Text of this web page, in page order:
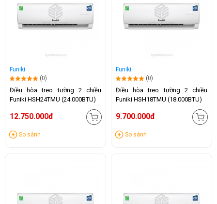
Funiki
(0)
Điều hòa treo tường 2 chiều
Funiki HSH24TMU (24.000BTU)
12.750.000đ
So sánh
Funiki
(0)
Điều hòa treo tường 2 chiều
Funiki HSH18TMU (18.000BTU)
9.700.000đ
So sánh